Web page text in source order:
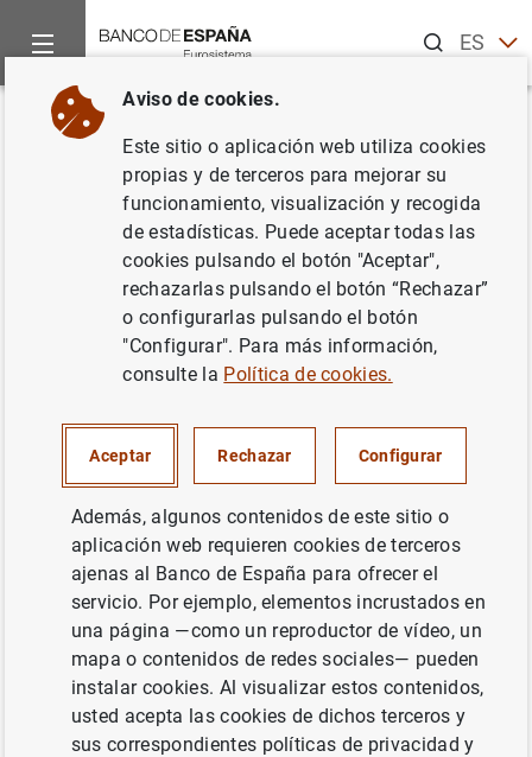
ESEN
Inicio Noticias y eventos
Volver
Estado Financiero Consolidado
del Eurosistema a 27 de febrero
de 2009
POLÍTICA MONETARIA
ESPAÑA SITUACIÓN ECONÓMICA
Estado Financiero Consolidado del
Eurosistema a 27 de febrero de 2009 (113
KB
Siguiente
Aviso de cookies.
Este sitio o aplicación web utiliza cookies
propias y de terceros para mejorar su
funcionamiento, visualización y recogida
de estadísticas. Puede aceptar todas las
cookies pulsando el botón "Aceptar",
rechazarlas pulsando el botón “Rechazar”
o configurarlas pulsando el botón
"Configurar". Para más información,
consulte la Política de cookies.
Aceptar Rechazar Configurar
Además, algunos contenidos de este sitio o
aplicación web requieren cookies de terceros
ajenas al Banco de España para ofrecer el
servicio. Por ejemplo, elementos incrustados en
una página —como un reproductor de vídeo, un
mapa o contenidos de redes sociales— pueden
instalar cookies. Al visualizar estos contenidos,
usted acepta las cookies de dichos terceros y
sus correspondientes políticas de privacidad y